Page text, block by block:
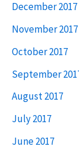
December 2017
November 2017
October 2017
September
August 2017
July 2017
June 2017